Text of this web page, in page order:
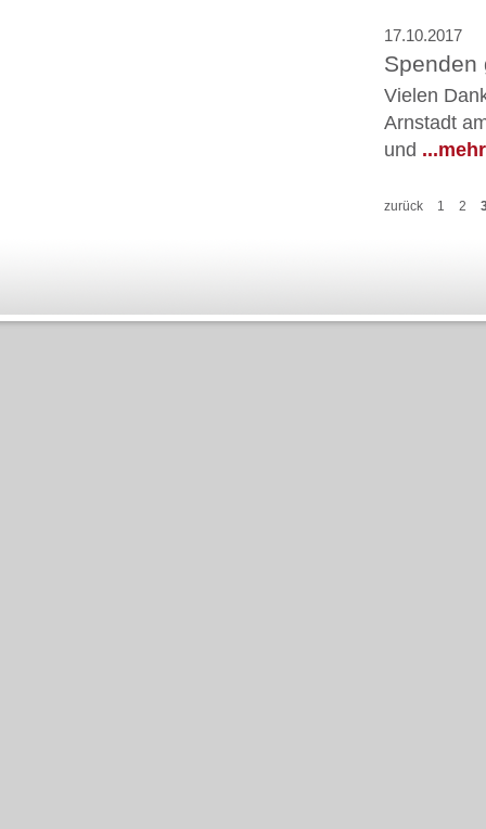
17.10.2017
Spenden
Vielen
Arnstadt
und ...mehr
zurück 1 2